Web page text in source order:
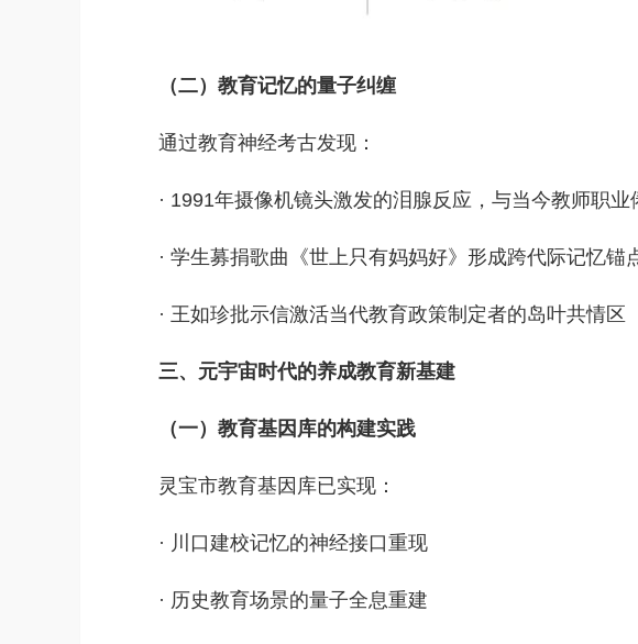
（二）教育记忆的量子纠缠
通过教育神经考古发现：
· 1991年摄像机镜头激发的泪腺反应，与当今教师职业
· 学生募捐歌曲《世上只有妈妈好》形成跨代际记忆锚
· 王如珍批示信激活当代教育政策制定者的岛叶共情区
三、元宇宙时代的养成教育新基建
（一）教育基因库的构建实践
灵宝市教育基因库已实现：
· 川口建校记忆的神经接口重现
· 历史教育场景的量子全息重建